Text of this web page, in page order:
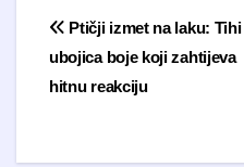
Navigacija
Ptičji izmet na laku: Tihi
ubojica boje koji zahtijeva
hitnu reakciju